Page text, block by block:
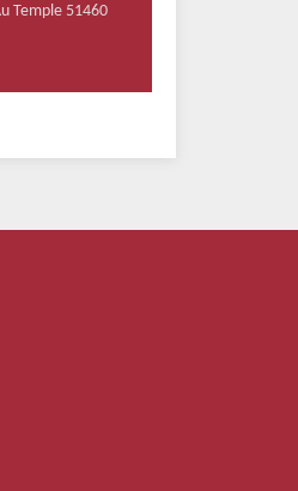
Temple 51460